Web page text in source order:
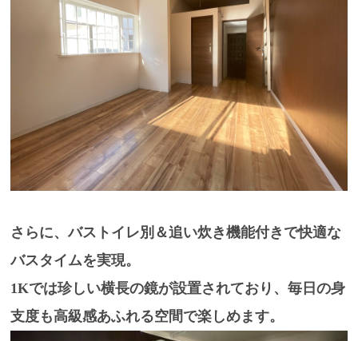
さらに、バストイレ別＆追い炊き機能付き で快適な
バスタイムを実現。
1Kでは珍しい横長の鏡が設置されており、毎日の身
支度も高級感あふれる空間で楽しめます。